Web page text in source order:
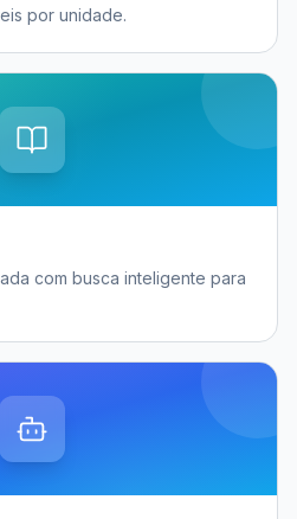
por unidade.
com busca inteligente para